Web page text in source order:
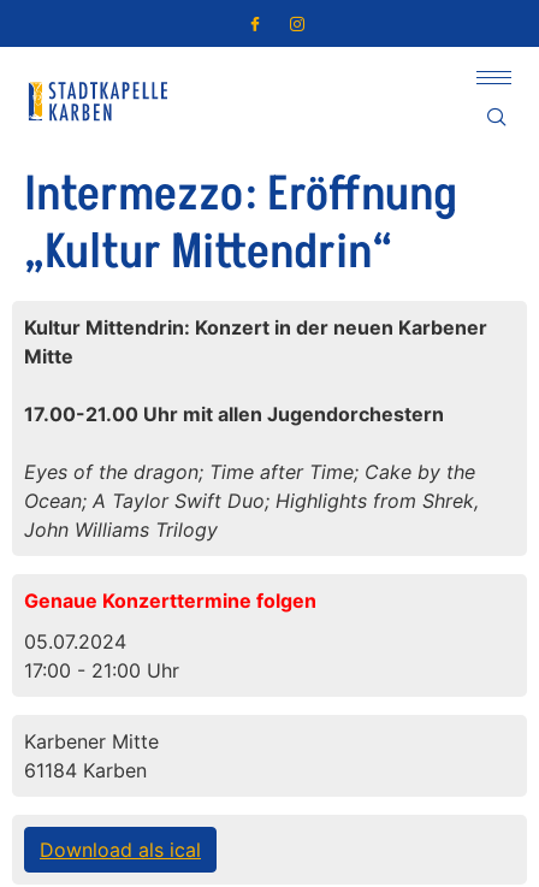
Intermezzo: Eröffnung
„Kultur Mittendrin“
Kultur Mittendrin: Konzert in der neuen Karbener
Mitte
17.00-21.00 Uhr mit allen Jugendorchestern
Eyes of the dragon; Time after Time; Cake by the
Ocean; A Taylor Swift Duo; Highlights from Shrek,
John Williams Trilogy
Genaue Konzerttermine folgen
05.07.2024
17:00 - 21:00 Uhr
Karbener Mitte
61184 Karben
Download als ical